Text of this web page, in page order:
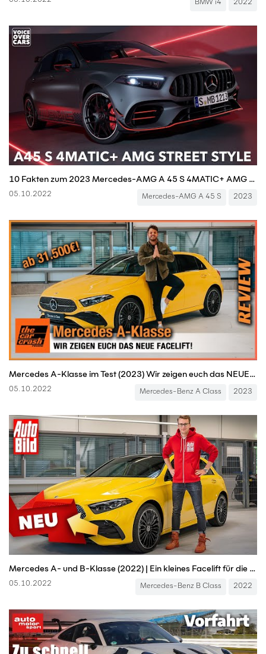
BMW i4 2022
10 Fakten zum 2023 Mercedes-AMG A 45 S 4MATIC+ AMG Street Style Edition | REALTALK | Voice over Cars
05.10.2022 Mercedes-AMG A 45 S 2023
Mercedes A-Klasse im Test (2023) Wir zeigen euch das NEUE Facelift! Review | Preis | AMG Line A250e
05.10.2022 Mercedes-Benz A Class 2023
Mercedes A- und B-Klasse (2022) | Ein kleines Facelift für die Kompakten | Vorstellung mit Jan Götze
05.10.2022 Mercedes-Benz B Class 2022